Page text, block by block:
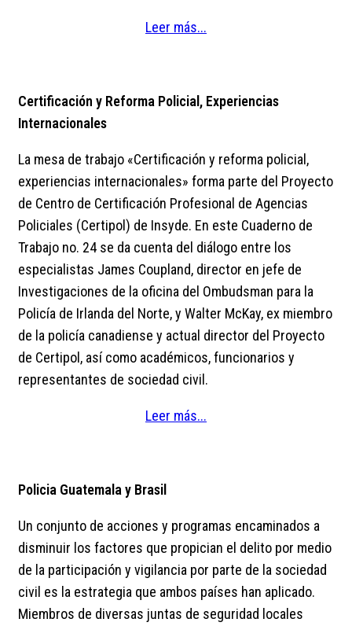
Leer más...
Certificación y Reforma Policial, Experiencias
Internacionales
La mesa de trabajo «Certificación y reforma policial,
experiencias internacionales» forma parte del Proyecto
de Centro de Certificación Profesional de Agencias
Policiales (Certipol) de Insyde. En este Cuaderno de
Trabajo no. 24 se da cuenta del diálogo entre los
especialistas James Coupland, director en jefe de
Investigaciones de la oficina del Ombudsman para la
Policía de Irlanda del Norte, y Walter McKay, ex miembro
de la policía canadiense y actual director del Proyecto
de Certipol, así como académicos, funcionarios y
representantes de sociedad civil.
Leer más...
Policia Guatemala y Brasil
Un conjunto de acciones y programas encaminados a
disminuir los factores que propician el delito por medio
de la participación y vigilancia por parte de la sociedad
civil es la estrategia que ambos países han aplicado.
Miembros de diversas juntas de seguridad locales